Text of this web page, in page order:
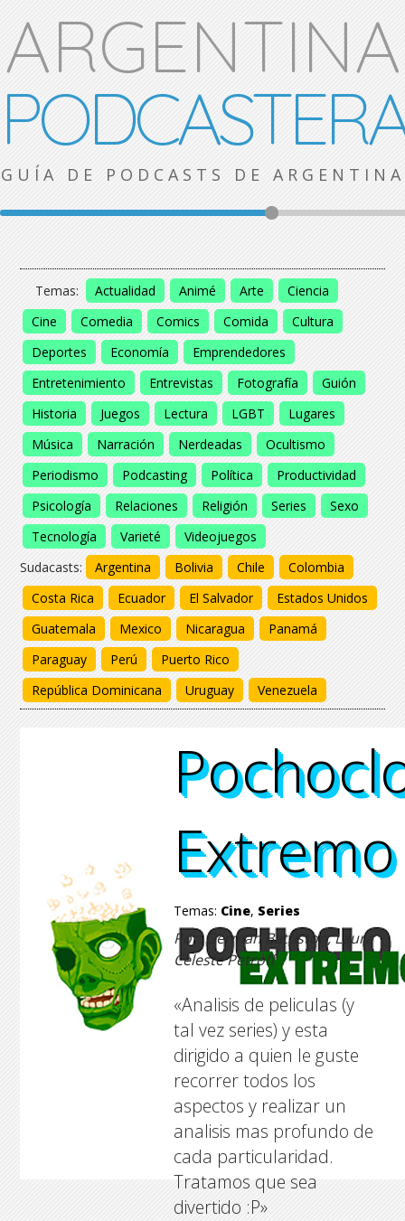
ARGENTINA
GUÍA DE PODCASTS DE ARGENTINA
Temas: Actualidad Animé Arte
Ciencia
Cine
Comedia Comics Comida
Cultura
Deportes
Economía
Emprendedores
Entretenimiento
Entrevistas Fotografía
Guión
Historia
Juegos Lectura LGBT
Lugares
Música
Narración Nerdeadas
Ocultismo
Periodismo
Podcasting Política
Productividad
Psicología
Relaciones Religión Series
Sexo
Tecnología
Varieté
Videojuegos
Sudacasts:
Argentina Bolivia Chile
Colombia
Costa Rica
Ecuador El Salvador
Estados Unidos
Guatemala
Mexico Nicaragua
Panamá
Paraguay
Perú
Puerto Rico
República Dominicana
Uruguay Venezuela
Extremo
Extremo
Extremo
Extremo
Temas: Cine, Series
Por: German Battiston, Laura
Celeste Petroff
«Analisis de peliculas (y
tal vez series) y esta
dirigido a quien le guste
recorrer todos los
aspectos y realizar un
analisis mas profundo de
cada particularidad.
Tratamos que sea
divertido :P»